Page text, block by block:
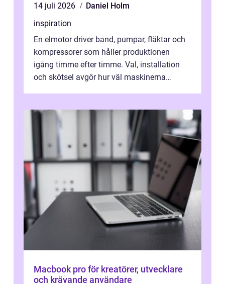
14 juli 2026
Daniel Holm
inspiration
En elmotor driver band, pumpar, fläktar och
kompressorer som håller produktionen
igång timme efter timme. Val, installation
och skötsel avgör hur väl maskinerna
Macbook pro för kreatörer, utvecklare
och krävande användare